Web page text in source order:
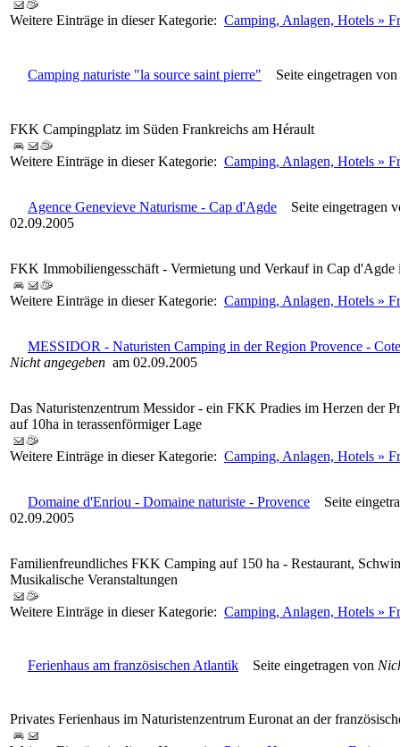
Weitere Einträge in dieser Kategorie: Camping, Anlagen, Hotels »
Camping naturiste "la source saint pierre" Seite eingetragen von
FKK Campingplatz im Süden Frankreichs am Hérault
Weitere Einträge in dieser Kategorie: Camping, Anlagen, Hotels »
Agence Genevieve Naturisme - Cap d'Agde Seite eingetragen
02.09.2005
FKK Immobiliengesschäft - Vermietung und Verkauf in Cap
Weitere Einträge in dieser Kategorie: Camping, Anlagen, Hotels »
MESSIDOR - Naturisten Camping in der Region Provence -
Nicht angegeben am 02.09.2005
Das Naturistenzentrum Messidor - ein FKK Pradies im Herzen der
auf 10ha in terassenförmiger Lage
Weitere Einträge in dieser Kategorie: Camping, Anlagen, Hotels »
Domaine d'Enriou - Domaine naturiste - Provence Seite
02.09.2005
Familienfreundliches FKK Camping auf 150 ha - Restaurant,
Musikalische Veranstaltungen
Weitere Einträge in dieser Kategorie: Camping, Anlagen, Hotels »
Ferienhaus am französischen Atlantik Seite eingetragen von
Privates Ferienhaus im Naturistenzentrum Euronat an der